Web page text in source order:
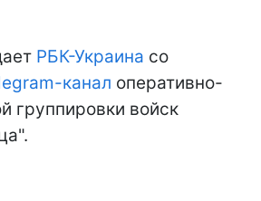
РБК-Украина со
канал оперативно-
группировки войск